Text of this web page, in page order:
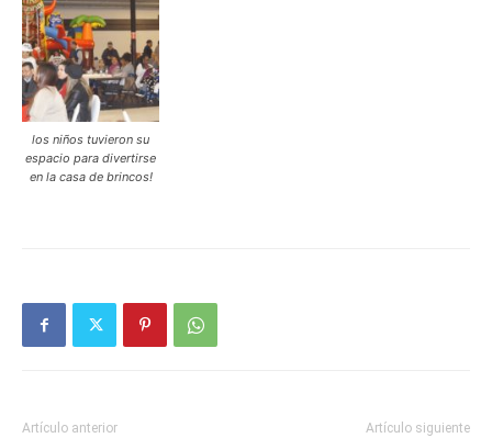
los niños tuvieron su
espacio para divertirse
en la casa de brincos!
Artículo anterior Artículo siguiente